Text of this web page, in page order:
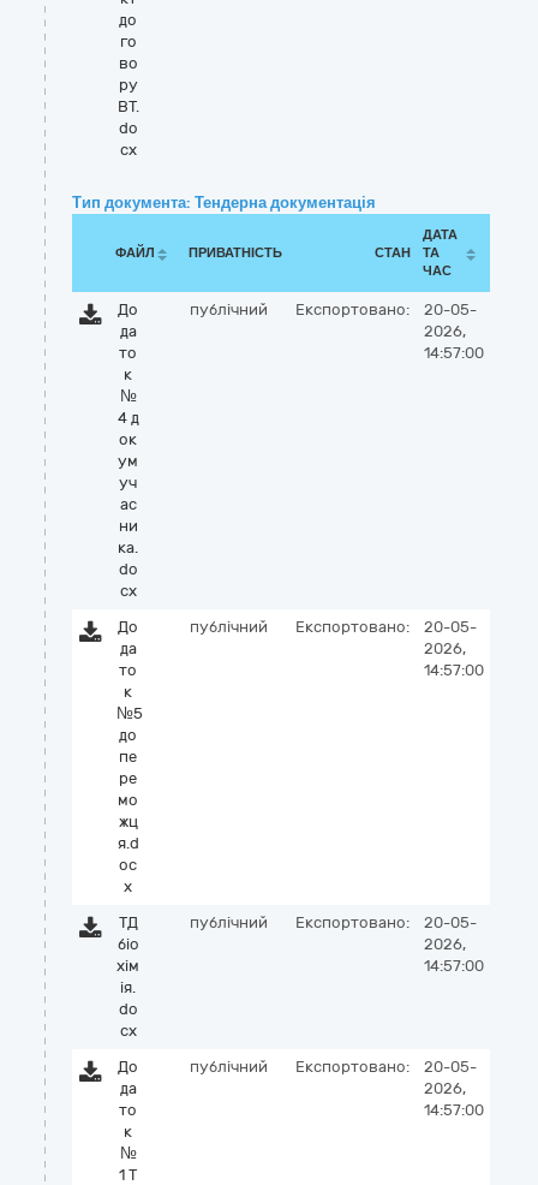
до
го
во
ру
ВТ.
do
cx
Тип документа: Тендерна документація
ФАЙЛ ПРИВАТНІСТЬ СТАН
ДАТА
ТА
ЧАС
До
да
то
к
№
4 д
ок
ум
уч
ас
ни
ка.
do
cx
публічний Експортовано:
20-05-
2026,
14:57:00
До
да
то
к
№5
до
пе
ре
мо
жц
я.d
oc
x
публічний Експортовано:
20-05-
2026,
14:57:00
ТД
біо
хім
ія.
do
cx
публічний Експортовано:
20-05-
2026,
14:57:00
До
да
то
к
№
1 Т
публічний Експортовано:
20-05-
2026,
14:57:00